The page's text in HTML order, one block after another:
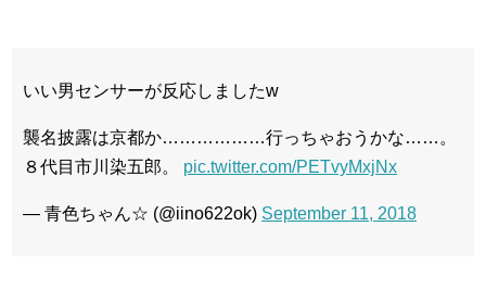
いい男センサーが反応しましたw
襲名披露は京都か………………行っちゃおうかな……。
８代目市川染五郎。 pic.twitter.com/PETvyMxjNx
— 青色ちゃん☆ (@iino622ok) September 11, 2018